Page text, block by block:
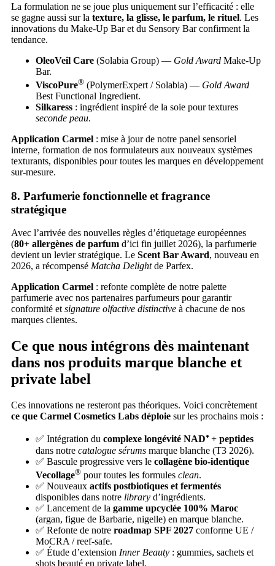
La formulation ne se joue plus uniquement sur l’efficacité : elle
se gagne aussi sur la texture, la glisse, le parfum, le rituel. Les
innovations du Make-Up Bar et du Sensory Bar confirment la
tendance.
OleoVeil Care (Solabia Group) — Gold Award Make-Up
Bar.
ViscoPure® (PolymerExpert / Solabia) — Gold Award
Best Functional Ingredient.
Silkaress : ingrédient inspiré de la soie pour textures
seconde peau.
Application Carmel : mise à jour de notre panel sensoriel
interne, formation de nos formulateurs aux nouveaux systèmes
texturants, disponibles pour toutes les marques en développement
sur-mesure.
8. Parfumerie fonctionnelle et fragrance
stratégique
Avec l’arrivée des nouvelles règles d’étiquetage européennes
(80+ allergènes de parfum d’ici fin juillet 2026), la parfumerie
devient un levier stratégique. Le Scent Bar Award, nouveau en
2026, a récompensé Matcha Delightde Parfex.
Application Carmel : refonte complète de notre palette
parfumerie avec nos partenaires parfumeurs pour garantir
conformité et signature olfactive distinctive à chacune de nos
marques clientes.
Ce que nous intégrons dès maintenant
dans nos produits marque blanche et
private label
Ces innovations ne resteront pas théoriques. Voici concrètement
ce que Carmel Cosmetics Labs déploie sur les prochains mois :
✅ Intégration du complexe longévité NAD⁺ + peptides
dans notre catalogue sérums marque blanche (T3 2026).
✅ Bascule progressive vers le collagène bio-identique
Vecollage® pour toutes les formules clean.
✅ Nouveaux actifs postbiotiques et fermentés
disponibles dans notre library d’ingrédients.
✅ Lancement de la gamme upcyclée 100% Maroc
(argan, figue de Barbarie, nigelle) en marque blanche.
✅ Refonte de notre roadmap SPF 2027 conforme UE /
MoCRA / reef-safe.
✅ Étude d’extension Inner Beauty : gummies, sachets et
shots beauté en private label.